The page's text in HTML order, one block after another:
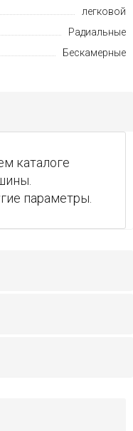
легковой
Радиальные
Бескамерные
каталоге
параметры.